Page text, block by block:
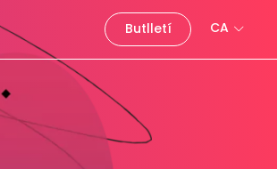
CA
Butlletí